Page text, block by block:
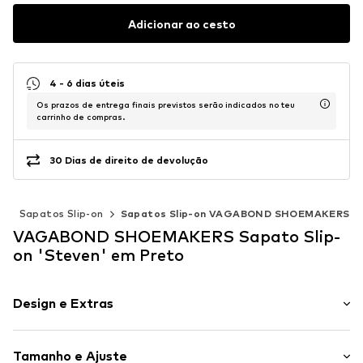
Adicionar ao cesto
4 - 6 dias úteis
Os prazos de entrega finais previstos serão indicados no teu
carrinho de compras.
30 Dias de direito de devolução
Sapatos Slip-on Sapatos Slip-on VAGABOND SHOEMAKERS
VAGABOND SHOEMAKERS Sapato Slip-
on 'Steven' em Preto
Design e Extras
Tamanho e Ajuste